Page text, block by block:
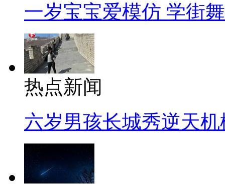
一岁宝宝爱模仿 学街
热点新闻
六岁男孩长城秀逆天机